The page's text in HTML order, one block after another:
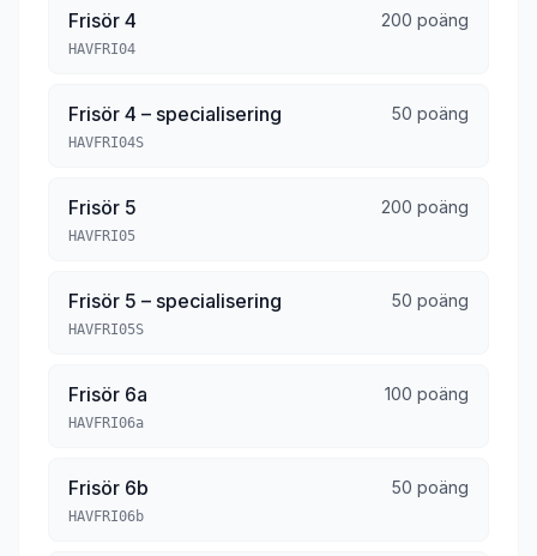
Frisör 4 200 poäng
HAVFRI04
Frisör 4 – specialisering 50 poäng
HAVFRI04S
Frisör 5 200 poäng
HAVFRI05
Frisör 5 – specialisering 50 poäng
HAVFRI05S
Frisör 6a 100 poäng
HAVFRI06a
Frisör 6b 50 poäng
HAVFRI06b